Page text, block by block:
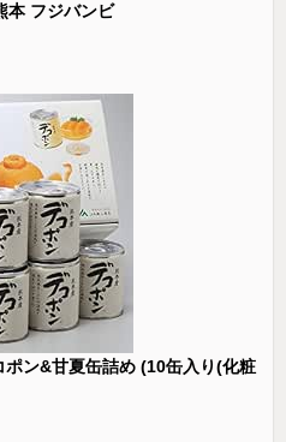
本 フジバンビ
ン&甘夏缶詰め (10缶入り(化粧